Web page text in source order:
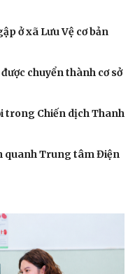
ở xã Lưu Vệ cơ bản
chuyển thành cơ sở
trong Chiến dịch Thanh
quanh Trung tâm Điện